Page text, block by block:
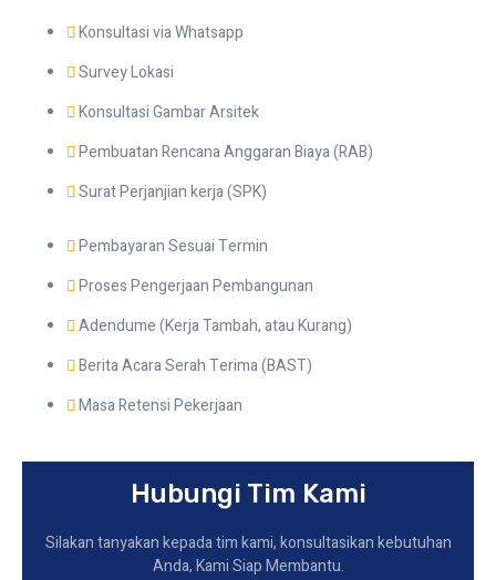
Konsultasi via Whatsapp
Survey Lokasi
Konsultasi Gambar Arsitek
Pembuatan Rencana Anggaran Biaya (RAB)
Surat Perjanjian kerja (SPK)
Pembayaran Sesuai Termin
Proses Pengerjaan Pembangunan
Adendume (Kerja Tambah, atau Kurang)
Berita Acara Serah Terima (BAST)
Masa Retensi Pekerjaan
Hubungi Tim Kami
Silakan tanyakan kepada tim kami, konsultasikan kebutuhan
Anda, Kami Siap Membantu.